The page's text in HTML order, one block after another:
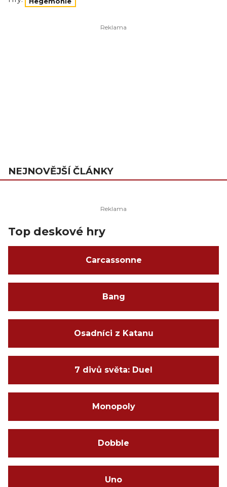
NEJNOVĚJŠÍ ČLÁNKY
Top deskové hry
Carcassonne
Bang
Osadníci z Katanu
7 divů světa: Duel
Monopoly
Dobble
Uno